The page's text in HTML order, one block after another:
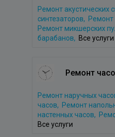
Ремонт акустических
синтезаторов, Ремонт
Ремонт микшерских
барабанов, Все услуги
Ремонт
Ремонт наручных
часов, Ремонт
настенных часов,
Все услуги